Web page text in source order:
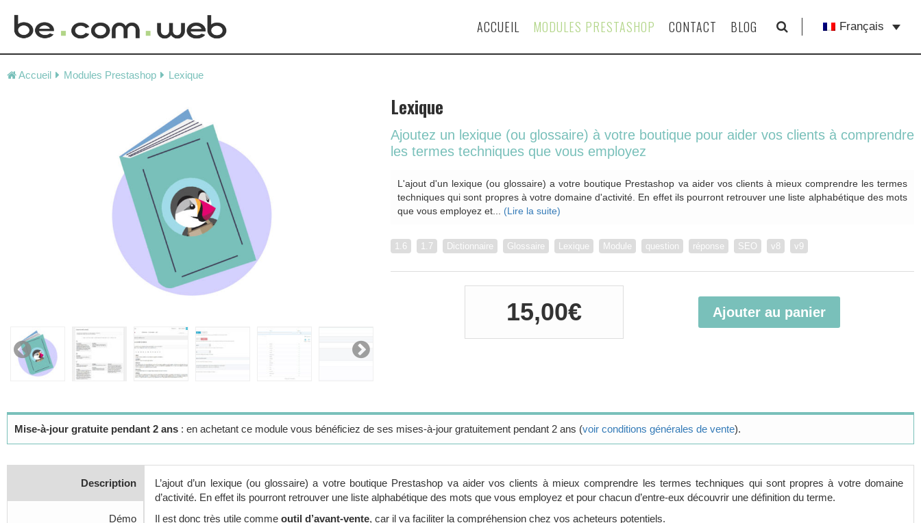
to
ACCUEIL MODULES PRESTASHOP CONTACT BLOG Français
Accueil Modules Prestashop Lexique
Lexique
Ajoutez un lexique (ou glossaire) à votre boutique pour aider vos clients à comprendre
les termes techniques que vous employez
L'ajout d'un lexique (ou glossaire) a votre boutique Prestashop va aider vos clients à mieux comprendre les termes
techniques qui sont propres à votre domaine d'activité. En effet ils pourront retrouver une liste alphabétique des mots
que vous employez et... (Lire la suite)
1.6 1.7 Dictionnaire Glossaire Lexique Module question réponse SEO v8 v9
15,00€ Ajouter au panier
Mise-à-jour gratuite pendant 2 ans : en achetant ce module vous bénéficiez de ses mises-à-jour gratuitement pendant 2 ans (voir conditions générales de vente).
Description
Démo
L’ajout d’un lexique (ou glossaire) a votre boutique Prestashop va aider vos clients à mieux comprendre les termes techniques qui sont propres à votre domaine
d’activité. En effet ils pourront retrouver une liste alphabétique des mots que vous employez et pour chacun d’entre-eux découvrir une définition du terme.
Il est donc très utile comme outil d’avant-vente, car il va faciliter la compréhension chez vos acheteurs potentiels.